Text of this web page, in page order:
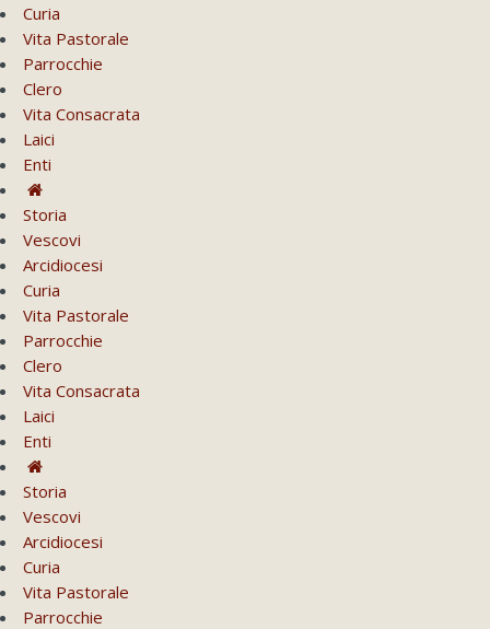
Curia
Vita Pastorale
Parrocchie
Clero
Vita Consacrata
Laici
Enti
Storia
Vescovi
Arcidiocesi
Curia
Vita Pastorale
Parrocchie
Clero
Vita Consacrata
Laici
Enti
Storia
Vescovi
Arcidiocesi
Curia
Vita Pastorale
Parrocchie